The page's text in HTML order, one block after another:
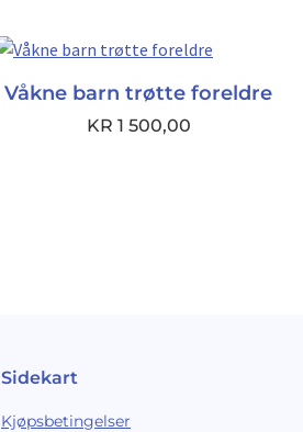
Våkne barn trøtte foreldre
KR 1 500,00
Sidekart
Kjøpsbetingelser